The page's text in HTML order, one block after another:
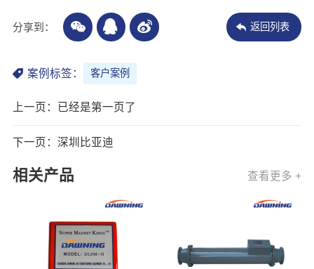
分享到： 返回列表
案例标签： 客户案例
上一页：已经是第一页了
下一页：深圳比亚迪
相关产品 查看更多 +